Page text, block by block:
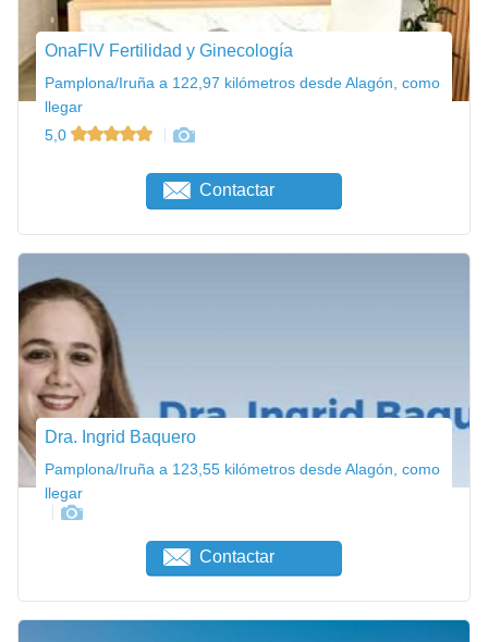
OnaFIV Fertilidad y Ginecología
Pamplona/Iruña a 122,97 kilómetros desde Alagón, como
llegar
5,0
Contactar
Dra. Ingrid Baquero
Pamplona/Iruña a 123,55 kilómetros desde Alagón, como
llegar
Contactar